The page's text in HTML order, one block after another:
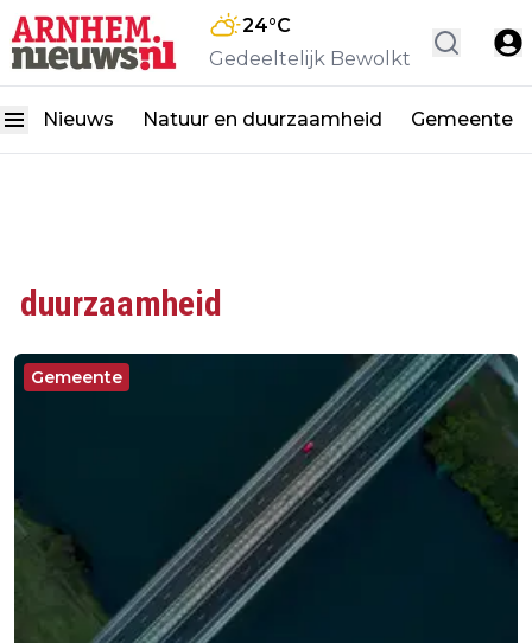
24°C
Gedeeltelijk Bewolkt
Nieuws Natuur en duurzaamheid Gemeente
duurzaamheid
Gemeente